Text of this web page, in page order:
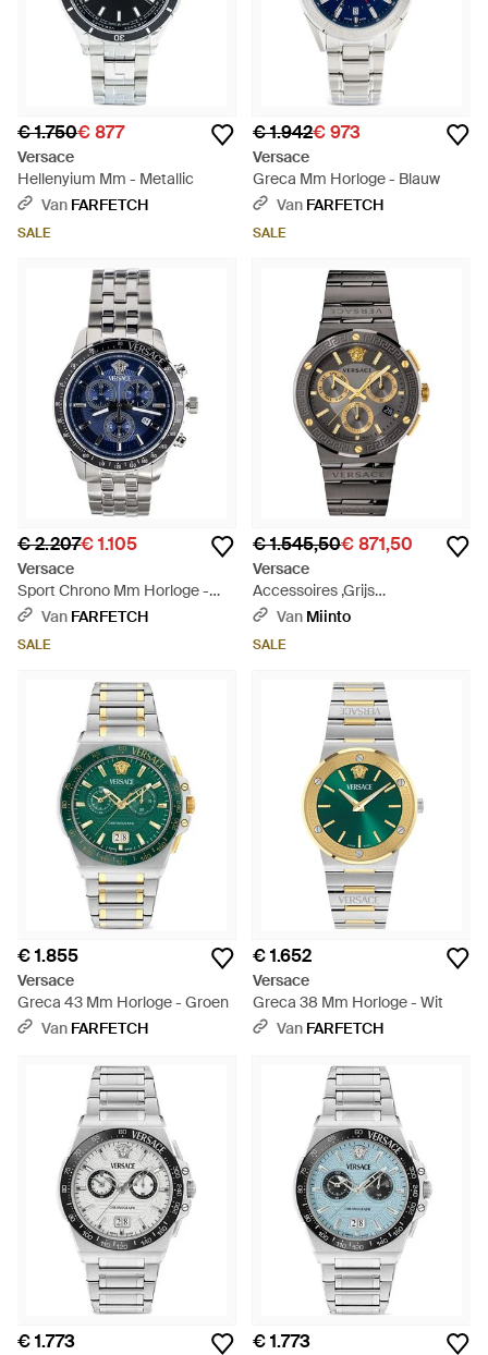
€ 1.750€ 877
Versace
Hellenyium Mm - Metallic
Van FARFETCH
SALE
€ 1.942€ 973
Versace
Greca Mm Horloge - Blauw
Van FARFETCH
SALE
€ 2.207€ 1.105
Versace
Sport Chrono Mm Horloge -
Blauw
Van FARFETCH
SALE
€ 1.545,50€ 871,50
Versace
Accessoires ,Grijs
,Chronograph Horloge -
Van Miinto
SALE
€ 1.855
Versace
Greca 43 Mm Horloge - Groen
Van FARFETCH
€ 1.652
Versace
Greca 38 Mm Horloge - Wit
Van FARFETCH
€ 1.773 € 1.773